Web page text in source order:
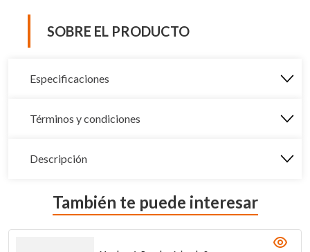
SOBRE EL PRODUCTO
Especificaciones
Términos y condiciones
Descripción
También te puede interesar